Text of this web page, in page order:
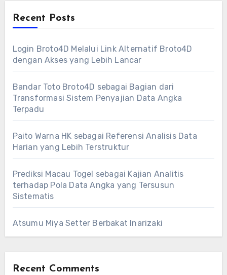
Recent Posts
Login Broto4D Melalui Link Alternatif Broto4D
dengan Akses yang Lebih Lancar
Bandar Toto Broto4D sebagai Bagian dari
Transformasi Sistem Penyajian Data Angka
Terpadu
Paito Warna HK sebagai Referensi Analisis Data
Harian yang Lebih Terstruktur
Prediksi Macau Togel sebagai Kajian Analitis
terhadap Pola Data Angka yang Tersusun
Sistematis
Atsumu Miya Setter Berbakat Inarizaki
Recent Comments